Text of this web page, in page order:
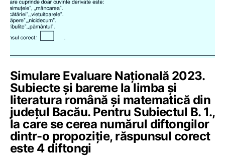
Simulare Evaluare Națională 2023.
Subiecte și bareme la limba și
literatura română și matematică din
județul Bacău. Pentru Subiectul B. 1.,
la care se cerea numărul diftongilor
dintr-o propoziție, răspunsul corect
este 4 diftongi